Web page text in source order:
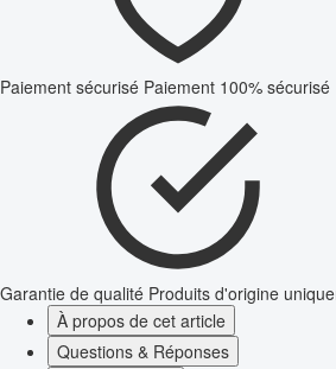
Paiement sécurisé Paiement 100% sécurisé
Garantie de qualité Produits d'origine
À propos de cet article
Questions & Réponses